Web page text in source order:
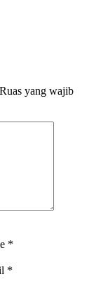
Ruas yang wajib
*
*